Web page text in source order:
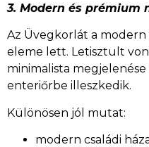
3. Modern és prémium
Az Üvegkorlát a
eleme lett. Letisztult
minimalista
enteriőrbe illeszkedik.
Különösen jól mutat:
modern családi